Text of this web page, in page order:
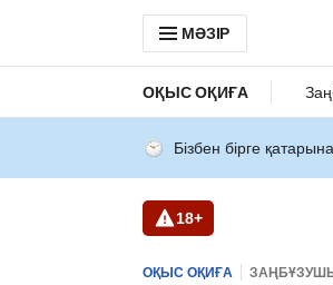
МӘЗІР
ОҚЫС ОҚИҒА
Бізбен бірге
18+
ОҚЫС ОҚИҒА